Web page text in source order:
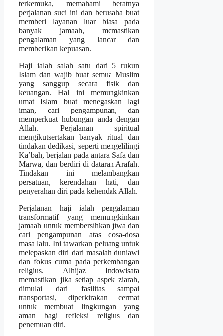
terkemuka, memahami beratnya
perjalanan suci ini dan berusaha buat
memberi layanan luar biasa pada
banyak jamaah, memastikan
pengalaman yang lancar dan
memberikan kepuasan.
Haji ialah salah satu dari 5 rukun
Islam dan wajib buat semua Muslim
yang sanggup secara fisik dan
keuangan. Hal ini memungkinkan
umat Islam buat menegaskan lagi
iman, cari pengampunan, dan
memperkuat hubungan anda dengan
Allah. Perjalanan spiritual
mengikutsertakan banyak ritual dan
tindakan dedikasi, seperti mengelilingi
Ka’bah, berjalan pada antara Safa dan
Marwa, dan berdiri di dataran Arafah.
Tindakan ini melambangkan
persatuan, kerendahan hati, dan
penyerahan diri pada kehendak Allah.
Perjalanan haji ialah pengalaman
transformatif yang memungkinkan
jamaah untuk membersihkan jiwa dan
cari pengampunan atas dosa-dosa
masa lalu. Ini tawarkan peluang untuk
melepaskan diri dari masalah duniawi
dan fokus cuma pada perkembangan
religius. Alhijaz Indowisata
memastikan jika setiap aspek ziarah,
dimulai dari fasilitas sampai
transportasi, diperkirakan cermat
untuk membuat lingkungan yang
aman bagi refleksi religius dan
penemuan diri.